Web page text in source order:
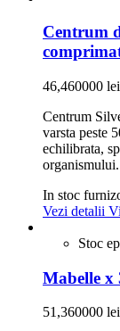
Centrum
46,460000 lei
Centrum
varsta peste
echilibrata,
organismului.
In stoc
Vezi detalii
Stoc
Mabelle x
51,360000 lei